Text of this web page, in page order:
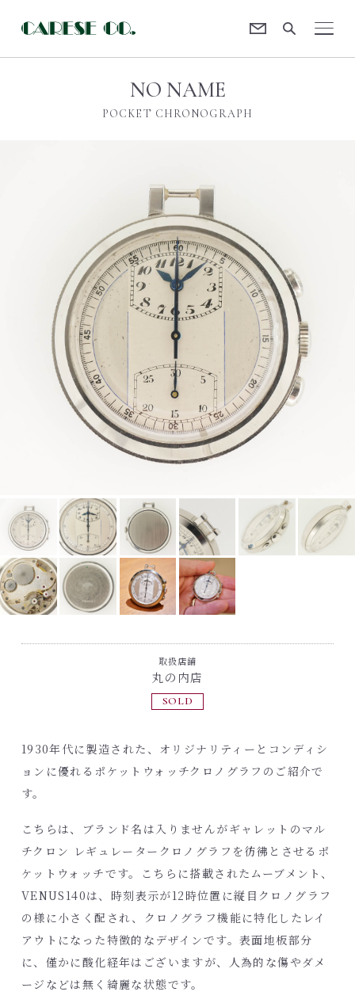
NO NAME
POCKET CHRONOGRAPH
取扱店舗
丸の内店
SOLD
1930年代に製造された、オリジナリティーとコンディシ
ョンに優れるポケットウォッチクロノグラフのご紹介で
す。
こちらは、ブランド名は入りませんがギャレットのマル
チクロン レギュレータークロノグラフを彷彿とさせるポ
ケットウォッチです。こちらに搭載されたムーブメント、
VENUS140は、時刻表示が12時位置に縦目クロノグラフ
の様に小さく配され、クロノグラフ機能に特化したレイ
アウトになった特徴的なデザインです。表面地板部分
に、僅かに酸化経年はございますが、人為的な傷やダメ
ージなどは無く綺麗な状態です。